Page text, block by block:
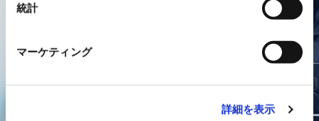
統計
マーケティング
詳細を表示